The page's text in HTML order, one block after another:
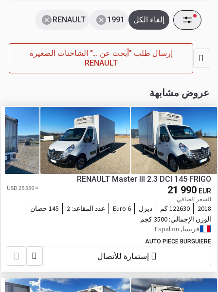
RENAULT 1991 إلغاء الكل
إرسال طلب "أبحث عن ..." الشاحنات الصغيرة
RENAULT
عروض مشابهة
RENAULT Master III 2.3 DCI 145 FRIGO
21 990 EUR
السعر الصافي
≈ 25 336 USD
2018 122630 كم ديزل Euro 6 عدد المقاعد: 2
145 حصان
الوزن الإجمالي: 3500 كجم
فرنسا, Espalion
AUTO PIECE BURGUIERE
إستمارة للأتصال